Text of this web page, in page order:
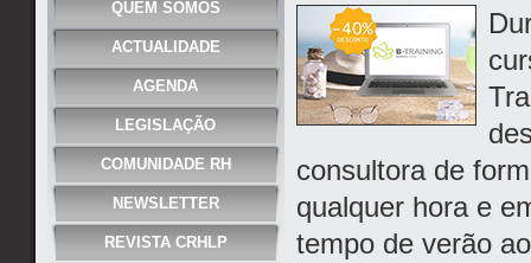
QUEM SOMOS
ACTUALIDADE
AGENDA
LEGISLAÇÃO
COMUNIDADE RH
NEWSLETTER
REVISTA CRHLP
consultora de
qualquer hora e
tempo de verão